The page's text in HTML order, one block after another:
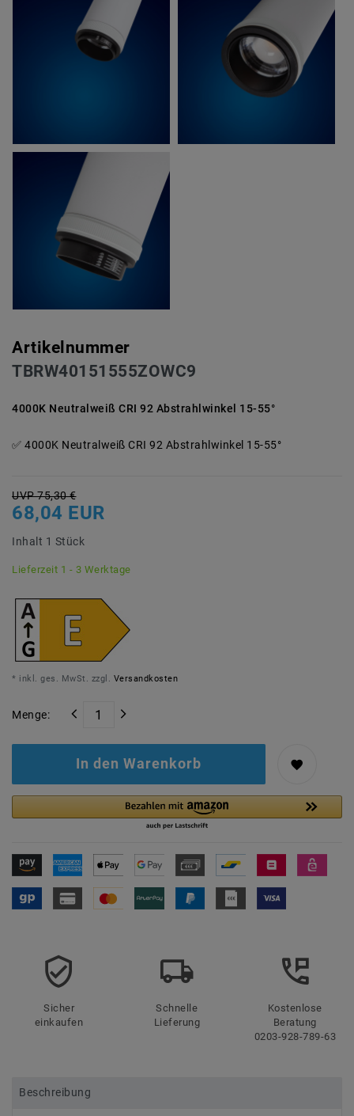
Artikelnummer
TBRW40151555ZOWC9
4000K Neutralweiß CRI 92 Abstrahlwinkel 15-55°
4000K Neutralweiß CRI 92 Abstrahlwinkel 15-55°
UVP 75,30 €
68,04 EUR
Inhalt 1 Stück
Lieferzeit 1 - 3 Werktage
* inkl. ges. MwSt. zzgl. Versandkosten
Menge:
In den Warenkorb
Sicher
einkaufen
Schnelle
Lieferung
Kostenlose
Beratung
0203-928-789-63
Beschreibung